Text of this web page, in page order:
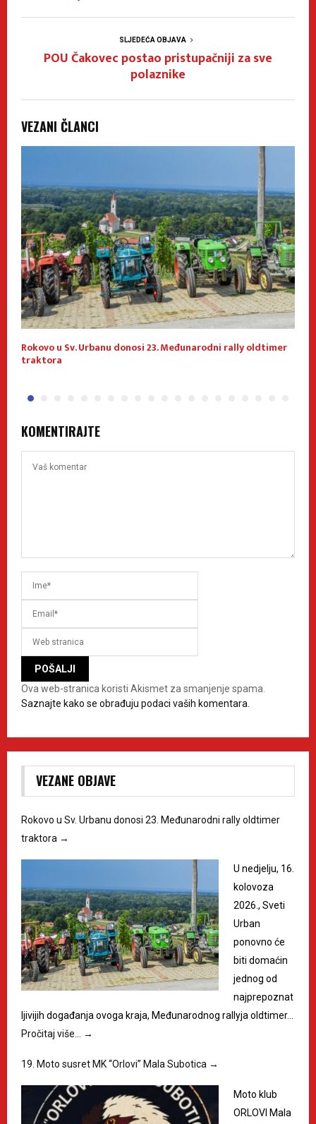
SLJEDEĆA OBJAVA
POU Čakovec postao pristupačniji za sve
polaznike
VEZANI ČLANCI
Rokovo u Sv. Urbanu donosi 23. Međunarodni rally oldtimer
traktora
KOMENTIRAJTE
Ova web-stranica koristi Akismet za smanjenje spama.
Saznajte kako se obrađuju podaci vaših komentara.
VEZANE OBJAVE
Rokovo u Sv. Urbanu donosi 23. Međunarodni rally oldtimer
traktora →
U nedjelju, 16.
kolovoza
2026., Sveti
Urban
ponovno će
biti domaćin
jednog od
najprepoznat
ljivijih događanja ovoga kraja, Međunarodnog rallyja oldtimer…
Pročitaj više…
→
19. Moto susret MK “Orlovi” Mala Subotica →
Moto klub
ORLOVI Mala